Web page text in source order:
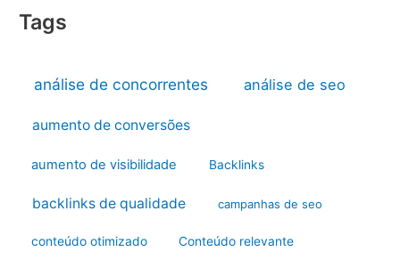
Tags
análise de concorrentes análise de seo
aumento de conversões
aumento de visibilidade Backlinks
backlinks de qualidade campanhas de seo
conteúdo otimizado Conteúdo relevante